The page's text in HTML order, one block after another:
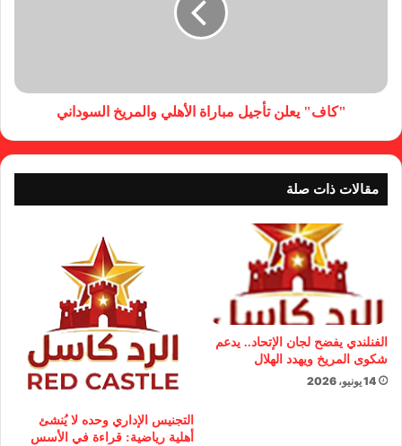
"كاف" يعلن تأجيل مباراة الأهلي والمريخ السوداني
مقالات ذات صلة
الفنلندي يفضح لجان الإتحاد.. يدعم
شكوى المريخ ويهدد الهلال
14 يونيو، 2026
التجنيس الإداري وحده لا يُنشئ
أهلية رياضية: قراءة في الأسس